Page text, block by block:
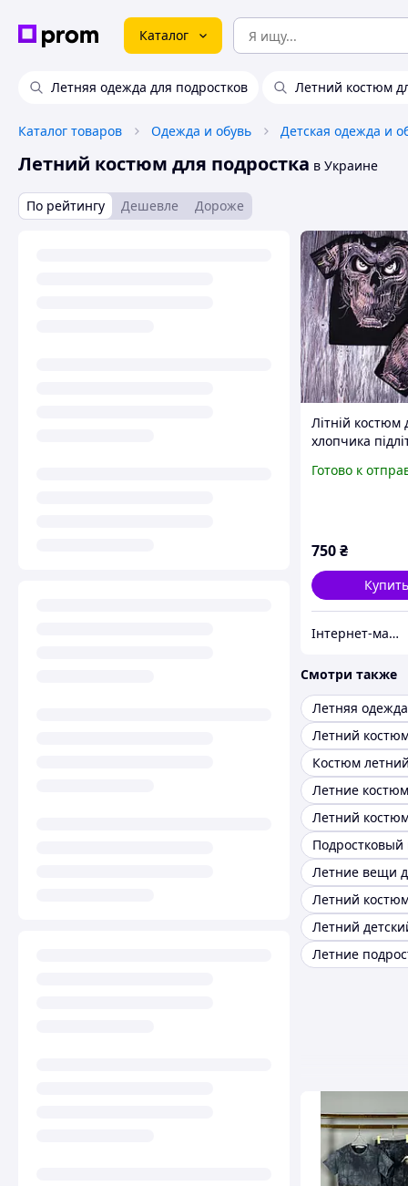
Каталог
Летняя одежда для подростков Летний костюм
Каталог товаров Одежда и обувь Детская одежда и
Летний костюм для подростка в Украине
По рейтингу Дешевле Дороже
Літній костюм
хлопчика
Готово к
750₴
Купить
Інтернет-магазин "kindermodnik"
Смотри также
Костюм